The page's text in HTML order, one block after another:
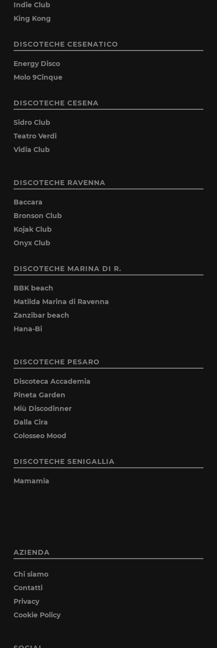
Indie Club
King Kong
DISCOTECHE CESENATICO
Energy Disco
Molo 9Cinque
DISCOTECHE CESENA
Sidro Club
Teatro Verdi
Vidia Club
DISCOTECHE RAVENNA
Baccara
Bronson Club
Kojak Club
Onyx Club
DISCOTECHE MARINA DI R.
BBK beach
Matilda Marina di Ravenna
Zanzibar beach
Hana-Bi
DISCOTECHE PESARO
Discoteca Accademia
Pineta Garden
Miù Discodinner
Dalla Cira
Colosseo Mood
DISCOTECHE SENIGALLIA
Mamamia
AZIENDA
Chi siamo
Contatti
Privacy
Cookie Policy